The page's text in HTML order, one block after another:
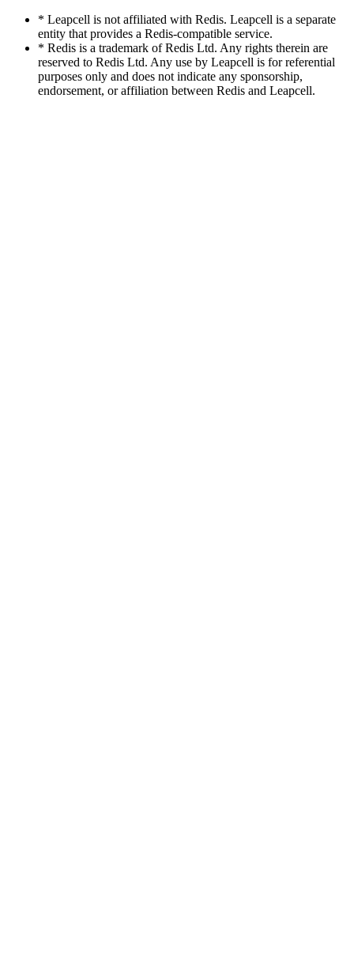
* Leapcell is not affiliated with Redis. Leapcell is a separate
entity that provides a Redis-compatible service.
* Redis is a trademark of Redis Ltd. Any rights therein are
reserved to Redis Ltd. Any use by Leapcell is for referential
purposes only and does not indicate any sponsorship,
endorsement, or affiliation between Redis and Leapcell.